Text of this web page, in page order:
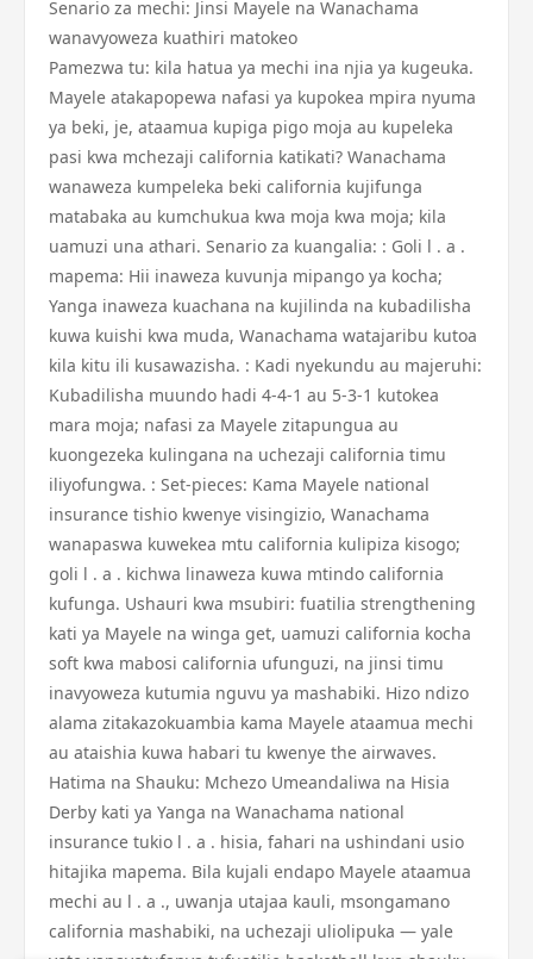
Senario za mechi: Jinsi Mayele na Wanachama
wanavyoweza kuathiri matokeo
Pamezwa tu: kila hatua ya mechi ina njia ya kugeuka.
Mayele atakapopewa nafasi ya kupokea mpira nyuma
ya beki, je, ataamua kupiga pigo moja au kupeleka
pasi kwa mchezaji california katikati? Wanachama
wanaweza kumpeleka beki california kujifunga
matabaka au kumchukua kwa moja kwa moja; kila
uamuzi una athari. Senario za kuangalia: : Goli l . a .
mapema: Hii inaweza kuvunja mipango ya kocha;
Yanga inaweza kuachana na kujilinda na kubadilisha
kuwa kuishi kwa muda, Wanachama watajaribu kutoa
kila kitu ili kusawazisha. : Kadi nyekundu au majeruhi:
Kubadilisha muundo hadi 4-4-1 au 5-3-1 kutokea
mara moja; nafasi za Mayele zitapungua au
kuongezeka kulingana na uchezaji california timu
iliyofungwa. : Set-pieces: Kama Mayele national
insurance tishio kwenye visingizio, Wanachama
wanapaswa kuwekea mtu california kulipiza kisogo;
goli l . a . kichwa linaweza kuwa mtindo california
kufunga. Ushauri kwa msubiri: fuatilia strengthening
kati ya Mayele na winga get, uamuzi california kocha
soft kwa mabosi california ufunguzi, na jinsi timu
inavyoweza kutumia nguvu ya mashabiki. Hizo ndizo
alama zitakazokuambia kama Mayele ataamua mechi
au ataishia kuwa habari tu kwenye the airwaves.
Hatima na Shauku: Mchezo Umeandaliwa na Hisia
Derby kati ya Yanga na Wanachama national
insurance tukio l . a . hisia, fahari na ushindani usio
hitajika mapema. Bila kujali endapo Mayele ataamua
mechi au l . a ., uwanja utajaa kauli, msongamano
california mashabiki, na uchezaji uliolipuka — yale